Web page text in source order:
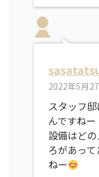
2022年5月
スタッフ
んですねー
設備はど
ろがあっ
ねー